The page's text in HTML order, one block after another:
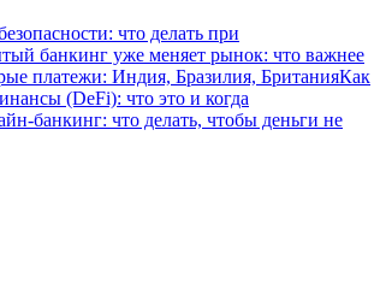
что делать при
банкинг уже меняет рынок: что важнее
платежи: Индия, Бразилия, БританияКак
(DeFi): что это и когда
банкинг: что делать, чтобы деньги не